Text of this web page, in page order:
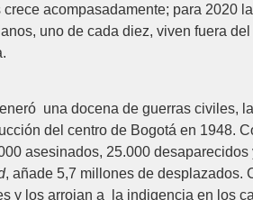
acompasadamente; para 2020
uno de cada diez, viven fuera
una docena de guerras civiles,
del centro de Bogotá en 1948.
asesinados, 25.000
, añade 5,7 millones de desplazados.
y los arrojan a la indigencia en los